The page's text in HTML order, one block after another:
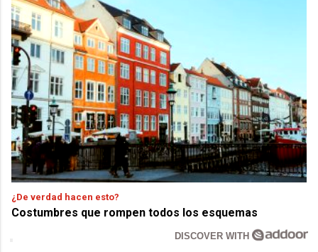
¿De verdad hacen esto?
Costumbres que rompen todos los esquemas
DISCOVER WITH